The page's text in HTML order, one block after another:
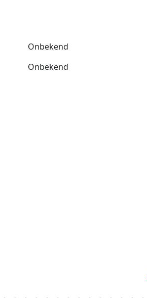
Onbekend
Onbekend